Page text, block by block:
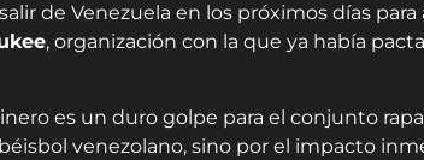
de Venezuela en los próximos días
, organización con la que ya había
es un duro golpe para el conjunto
venezolano, sino por el impacto